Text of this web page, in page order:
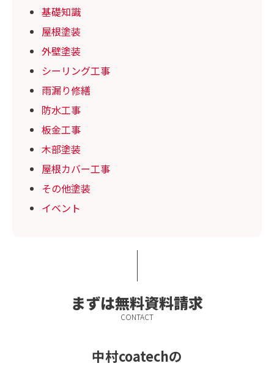
基礎知識
屋根塗装
外壁塗装
シーリング工事
雨漏り修繕
防水工事
板金工事
木部塗装
屋根カバー工事
その他塗装
イベント
まずは無料資料請求
CONTACT
中村coatechの